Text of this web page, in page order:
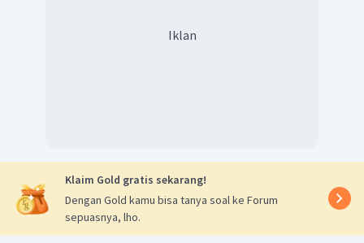
Iklan
Klaim Gold gratis sekarang!
Dengan Gold kamu bisa tanya soal ke Forum
sepuasnya, lho.